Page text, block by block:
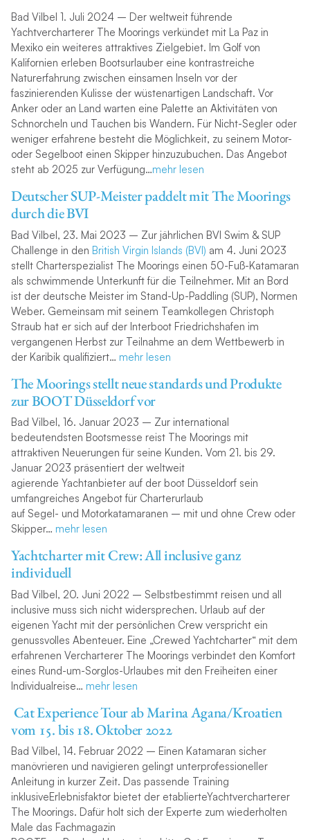
Bad Vilbel 1. Juli 2024 – Der weltweit führende
Yachtvercharterer The Moorings verkündet mit La Paz in
Mexiko ein weiteres attraktives Zielgebiet. Im Golf von
Kalifornien erleben Bootsurlauber eine kontrastreiche
Naturerfahrung zwischen einsamen Inseln vor der
faszinierenden Kulisse der wüstenartigen Landschaft. Vor
Anker oder an Land warten eine Palette an Aktivitäten von
Schnorcheln und Tauchen bis Wandern. Für Nicht-Segler oder
weniger erfahrene besteht die Möglichkeit, zu seinem Motor-
oder Segelboot einen Skipper hinzuzubuchen. Das Angebot
steht ab 2025 zur Verfügung…mehr lesen
Deutscher SUP-Meister paddelt mit The Moorings
durch die BVI
Bad Vilbel, 23. Mai 2023 – Zur jährlichen BVI Swim & SUP
Challenge in den British Virgin Islands (BVI) am 4. Juni 2023
stellt Charterspezialist The Moorings einen 50-Fuß-Katamaran
als schwimmende Unterkunft für die Teilnehmer. Mit an Bord
ist der deutsche Meister im Stand-Up-Paddling (SUP), Normen
Weber. Gemeinsam mit seinem Teamkollegen Christoph
Straub hat er sich auf der Interboot Friedrichshafen im
vergangenen Herbst zur Teilnahme an dem Wettbewerb in
der Karibik qualifiziert… mehr lesen
The Moorings stellt neue standards und Produkte
zur BOOT Düsseldorf vor
Bad Vilbel, 16. Januar 2023 – Zur international
bedeutendsten Bootsmesse reist The Moorings mit
attraktiven Neuerungen für seine Kunden. Vom 21. bis 29.
Januar 2023 präsentiert der weltweit
agierende Yachtanbieter auf der boot Düsseldorf sein
umfangreiches Angebot für Charterurlaub
auf Segel- und Motorkatamaranen – mit und ohne Crew oder
Skipper… mehr lesen
Yachtcharter mit Crew: All inclusive ganz
individuell
Bad Vilbel, 20. Juni 2022 – Selbstbestimmt reisen und all
inclusive muss sich nicht widersprechen. Urlaub auf der
eigenen Yacht mit der persönlichen Crew verspricht ein
genussvolles Abenteuer. Eine „Crewed Yachtcharter“ mit dem
erfahrenen Vercharterer The Moorings verbindet den Komfort
eines Rund-um-Sorglos-Urlaubes mit den Freiheiten einer
Individualreise… mehr lesen
Cat Experience Tour ab Marina Agana/Kroatien
vom 15. bis 18. Oktober 2022
Bad Vilbel, 14. Februar 2022 – Einen Katamaran sicher
manövrieren und navigieren gelingt unterprofessioneller
Anleitung in kurzer Zeit. Das passende Training
inklusiveErlebnisfaktor bietet der etablierteYachtvercharterer
The Moorings. Dafür holt sich der Experte zum wiederholten
Male das Fachmagazin